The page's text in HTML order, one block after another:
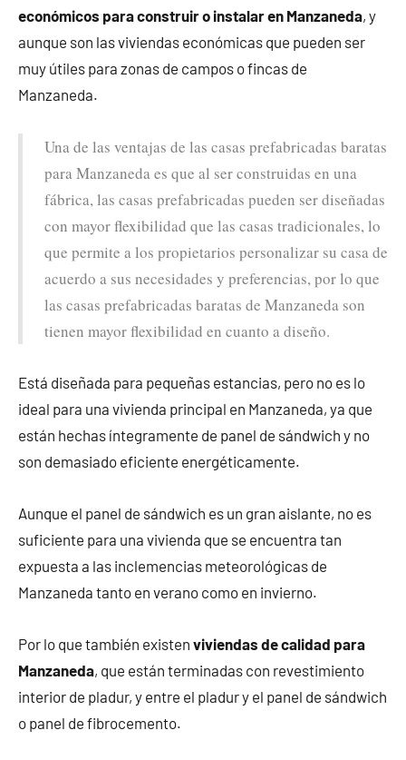
económicos para construir o instalar en Manzaneda, y
aunque son las viviendas económicas que pueden ser
muy útiles para zonas de campos o fincas de
Manzaneda.
Una de las ventajas de las casas prefabricadas baratas
para Manzaneda es que al ser construidas en una
fábrica, las casas prefabricadas pueden ser diseñadas
con mayor flexibilidad que las casas tradicionales, lo
que permite a los propietarios personalizar su casa de
acuerdo a sus necesidades y preferencias, por lo que
las casas prefabricadas baratas de Manzaneda son
tienen mayor flexibilidad en cuanto a diseño.
Está diseñada para pequeñas estancias, pero no es lo
ideal para una vivienda principal en Manzaneda, ya que
están hechas íntegramente de panel de sándwich y no
son demasiado eficiente energéticamente.
Aunque el panel de sándwich es un gran aislante, no es
suficiente para una vivienda que se encuentra tan
expuesta a las inclemencias meteorológicas de
Manzaneda tanto en verano como en invierno.
Por lo que también existen viviendas de calidad para
Manzaneda, que están terminadas con revestimiento
interior de pladur, y entre el pladur y el panel de sándwich
o panel de fibrocemento.